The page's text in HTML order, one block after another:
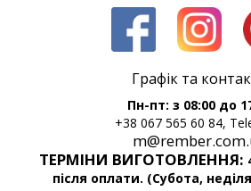
Графік та
Пн-пт: з 08:00 до
+38 067 565 60 84,
ТЕРМІНИ ВИГОТОВЛЕННЯ:
після оплати. (Субота,